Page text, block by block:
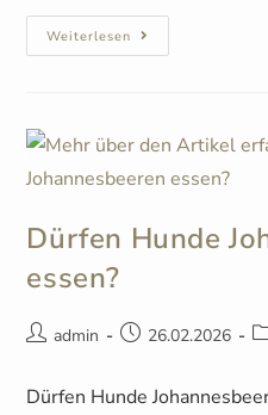
Weiterlesen
Dürfen Hunde
essen?
admin 26.02.2026
Dürfen Hunde